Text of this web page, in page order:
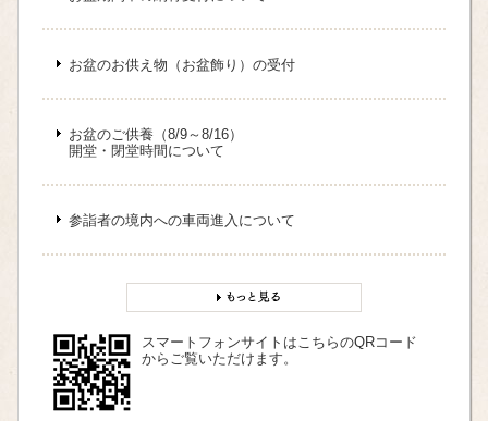
お盆のお供え物（お盆飾り）の受付
お盆のご供養（8/9～8/16）
開堂・閉堂時間について
参詣者の境内への車両進入について
スマートフォンサイトはこちらのQRコード
からご覧いただけます。